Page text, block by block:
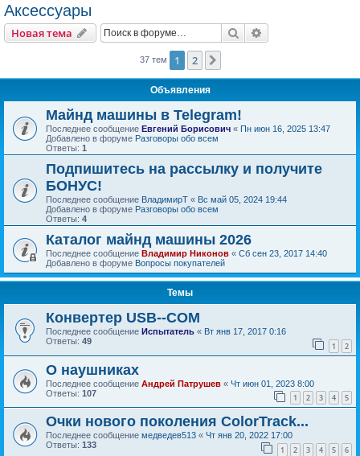
Аксессуары
Новая тема Поиск
37 тем 1 2
Объявления
Майнд машины в Telegram!
Последнее сообщение Евгений Борисович « Пн июн 16, 2025 13:47
Добавлено в форуме Разговоры обо всем
Ответы: 1
Подпишитесь на рассылку и получите
БОНУС!
Последнее сообщение ВладимирТ « Вс май 05, 2024 19:44
Добавлено в форуме Разговоры обо всем
Ответы: 4
Каталог майнд машины 2026
Последнее сообщение Владимир Никонов « Сб сен 23, 2017 14:40
Добавлено в форуме Вопросы покупателей
Темы
Конвертер USB--COM
Последнее сообщение Испытатель « Вт янв 17, 2017 0:16
Ответы: 49 1 2
О наушниках
Последнее сообщение Андрей Патрушев « Чт июн 01, 2023 8:00
Ответы: 107 1 2 3 4 5
Очки нового поколения ColorTrack...
Последнее сообщение медведев513 « Чт янв 20, 2022 17:00
Ответы: 133 1 2 3 4 5 6